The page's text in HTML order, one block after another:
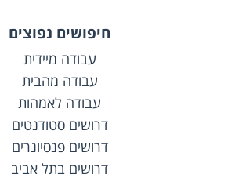
חיפושים נפוצים
עבודה מיידית
עבודה מהבית
עבודה לאמהות
דרושים סטודנטים
דרושים פנסיונרים
דרושים בתל אביב